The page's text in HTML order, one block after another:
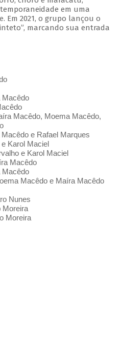
em uma
Em 2021, o grupo lançou o
marcando sua entrada
Macêdo
Macêdo, Moema Macêdo,
e Rafael Marques
Karol Maciel
e Karol Maciel
Macêdo
Macêdo
Macêdo e Maíra Macêdo
Nunes
Moreira
Moreira